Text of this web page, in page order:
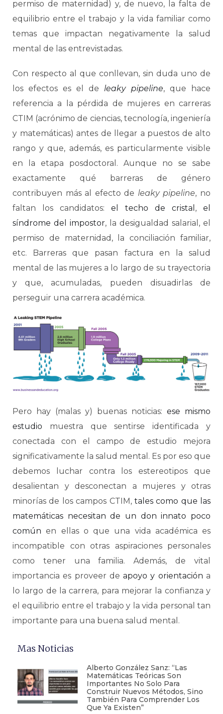
permiso de maternidad) y, de nuevo, la falta de
equilibrio entre el trabajo y la vida familiar como
temas que impactan negativamente la salud
mental de las entrevistadas.
Con respecto al que conllevan, sin duda uno de
los efectos es el de leaky pipeline, que hace
referencia a la pérdida de mujeres en carreras
CTIM (acrónimo de ciencias, tecnología, ingeniería
y matemáticas) antes de llegar a puestos de alto
rango y que, además, es particularmente visible
en la etapa posdoctoral. Aunque no se sabe
exactamente qué barreras de género
contribuyen más al efecto de leaky pipeline, no
faltan los candidatos: el techo de cristal , el
síndrome del impostor, la desigualdad salarial, el
permiso de maternidad, la conciliación familiar,
etc. Barreras que pasan factura en la salud
mental de las mujeres a lo largo de su trayectoria
y que, acumuladas, pueden disuadirlas de
perseguir una carrera académica.
Pero hay (malas y) buenas noticias: ese mismo
estudio muestra que sentirse identificada y
conectada con el campo de estudio mejora
significativamente la salud mental. Es por eso que
debemos luchar contra los estereotipos que
desalientan y desconectan a mujeres y otras
minorías de los campos CTIM, tales como que las
matemáticas necesitan de un don innato poco
común en ellas o que una vida académica es
incompatible con otras aspiraciones personales
como tener una familia. Además, de vital
importancia es proveer deapoyo y orientación a
lo largo de la carrera, para mejorar la confianza y
el equilibrio entre el trabajo y la vida personal tan
importante para una buena salud mental.
Mas Noticias
Alberto González Sanz: “Las
Matemáticas Teóricas Son
Importantes No Solo Para
Construir Nuevos Métodos, Sino
También Para Comprender Los
Que Ya Existen”